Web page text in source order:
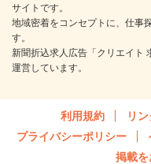
サイトです。
地域密着をコンセプトに、仕事
す。
新聞折込求人広告「クリエイト
運営しています。
利用規約 リ
プライバシーポリシー
掲載